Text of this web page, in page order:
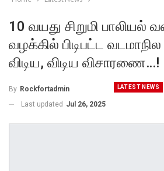
10 வயது சிறுமி
வழக்கில் பிடிபட்ட வடமாநில
விடிய, விடிய விசாரணை…!
LATEST NEWS
By Rockfortadmin
Last updated Jul 26, 2025